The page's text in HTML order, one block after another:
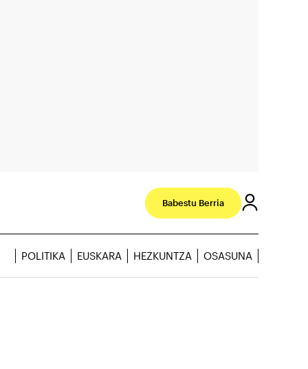
Babestu Berria
POLITIKA EUSKARA HEZKUNTZA OSASUNA